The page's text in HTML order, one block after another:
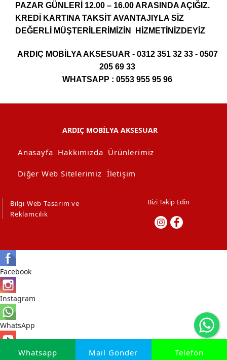
PAZAR GÜNLERİ 12.00 – 16.00 ARASINDA AÇIĞIZ.
KREDİ KARTINA TAKSİT AVANTAJIYLA SİZ
DEĞERLİ MÜŞTERİLERİMİZİN HİZMETİNİZDEYİZ
ARDIÇ MOBİLYA AKSESUAR - 0312 351 32 33 - 0507
205 69 33
WHATSAPP : 0553 955 95 96
Whatsapp Mail Gönder Telefon
ARDIÇ MOBİLYA AKSESUAR
Anasayfa Hakkımızda Ürünlerimiz
Diğer Web Sitelerimiz İletişim
Bilgi Web Tasarım ve
Reklamcılık
Bizi Takip Edin
Facebook
Instagram
WhatsApp
Youtube